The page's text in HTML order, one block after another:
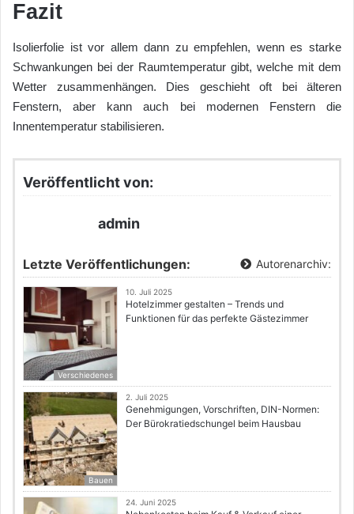
Fazit
Isolierfolie ist vor allem dann zu empfehlen, wenn es starke
Schwankungen bei der Raumtemperatur gibt, welche mit dem
Wetter zusammenhängen. Dies geschieht oft bei älteren
Fenstern, aber kann auch bei modernen Fenstern die
Innentemperatur stabilisieren.
Veröffentlicht von:
admin
Letzte Veröffentlichungen: Autorenarchiv:
Verschiedenes
10. Juli 2025
Hotelzimmer gestalten – Trends und
Funktionen für das perfekte Gästezimmer
Bauen
2. Juli 2025
Genehmigungen, Vorschriften, DIN-Normen:
Der Bürokratiedschungel beim Hausbau
24. Juni 2025